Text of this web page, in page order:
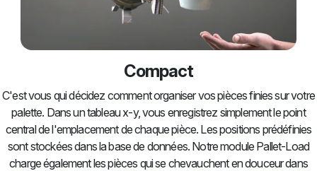
Compact
C'est vous qui décidez comment organiser vos pièces finies sur votre
palette. Dans un tableau x-y, vous enregistrez simplement le point
central de l'emplacement de chaque pièce. Les positions prédéfinies
sont stockées dans la base de données. Notre module Pallet-Load
charge également les pièces qui se chevauchent en douceur dans